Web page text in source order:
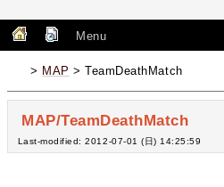
Menu
> MAP > TeamDeathMatch
MAP/TeamDeathMatch
Last-modified: 2012-07-01 (日) 14:25:59